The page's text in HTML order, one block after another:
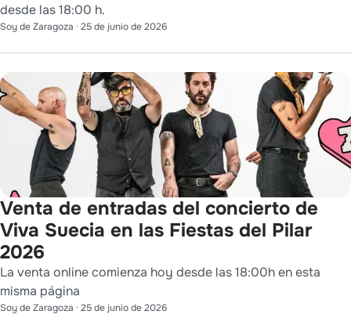
desde las 18:00 h.
Soy de Zaragoza · 25 de junio de 2026
Venta de entradas del concierto de
Viva Suecia en las Fiestas del Pilar
2026
La venta online comienza hoy desde las 18:00h en esta
misma página
Soy de Zaragoza · 25 de junio de 2026